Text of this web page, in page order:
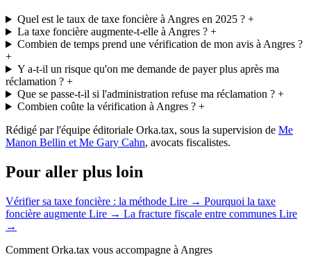
Quel est le taux de taxe foncière à Angres en 2025 ?+
La taxe foncière augmente-t-elle à Angres ?+
Combien de temps prend une vérification de mon avis à Angres ?
+
Y a-t-il un risque qu'on me demande de payer plus après ma
réclamation ? +
Que se passe-t-il si l'administration refuse ma réclamation ?+
Combien coûte la vérification à Angres ?+
Rédigé par l'équipe éditoriale Orka.tax, sous la supervision de Me
Manon Bellin et Me Gary Cahn, avocats fiscalistes.
Pour aller plus loin
Vérifier sa taxe foncière : la méthode Lire → Pourquoi la taxe
foncière augmente Lire → La fracture fiscale entre communes Lire
→
Comment Orka.tax vous accompagne à Angres